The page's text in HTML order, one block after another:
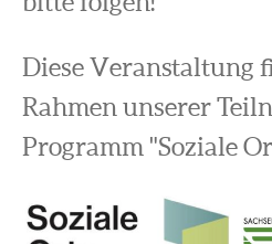
Diese Veranstaltung
Rahmen unserer
Programm "Soziale